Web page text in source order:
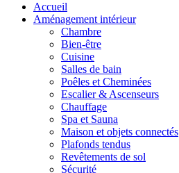
Accueil
Aménagement intérieur
Chambre
Bien-être
Cuisine
Salles de bain
Poêles et Cheminées
Escalier & Ascenseurs
Chauffage
Spa et Sauna
Maison et objets connectés
Plafonds tendus
Revêtements de sol
Sécurité